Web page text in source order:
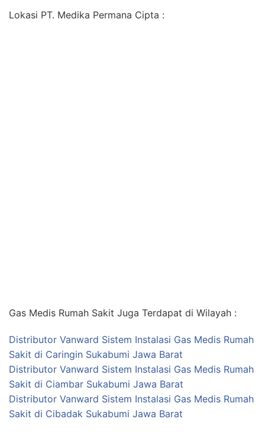
Lokasi PT. Medika Permana Cipta :
Gas Medis Rumah Sakit Juga Terdapat di Wilayah :
Distributor Vanward Sistem Instalasi Gas Medis Rumah
Sakit di Caringin Sukabumi Jawa Barat
Distributor Vanward Sistem Instalasi Gas Medis Rumah
Sakit di Ciambar Sukabumi Jawa Barat
Distributor Vanward Sistem Instalasi Gas Medis Rumah
Sakit di Cibadak Sukabumi Jawa Barat